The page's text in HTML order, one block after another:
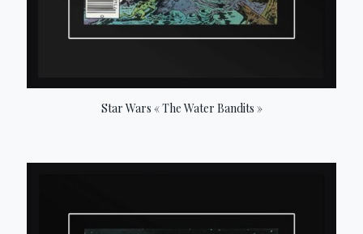
Star Wars « The Water Bandits »